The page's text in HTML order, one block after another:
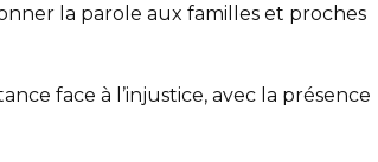
la parole aux familles et proches
face à l’injustice, avec la présence